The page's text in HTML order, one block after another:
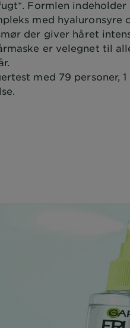
Formlen indeholder
med hyaluronsyre
der giver håret
er velegnet til
med 79 personer,